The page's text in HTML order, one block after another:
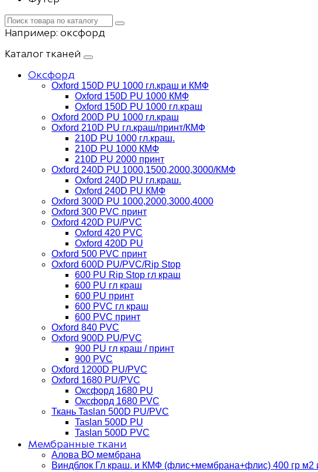
Например: оксфорд
Каталог тканей
Оксфорд
Oxford 150D PU 1000 гл.краш и КМФ
Oxford 150D PU 1000 КМФ
Oxford 150D PU 1000 гл.краш
Oxford 200D PU 1000 гл.краш
Oxford 210D PU гл.краш/принт/КМФ
210D PU 1000 гл.краш.
210D PU 1000 КМФ
210D PU 2000 принт
Oxford 240D PU 1000,1500,2000,3000/КМФ
Oxford 240D PU гл.краш.
Oxford 240D PU КМФ
Oxford 300D PU 1000,2000,3000,4000
Oxford 300 PVC принт
Oxford 420D PU/PVC
Oxford 420 PVC
Oxford 420D PU
Oxford 500 PVC принт
Oxford 600D PU/PVC/Rip Stop
600 PU Rip Stop гл краш
600 PU гл краш
600 PU принт
600 PVC гл краш
600 PVC принт
Oxford 840 PVC
Oxford 900D PU/PVC
900 PU гл краш / принт
900 PVC
Oxford 1200D PU/PVC
Oxford 1680 PU/PVC
Оксфорд 1680 PU
Оксфорд 1680 PVC
Ткань Taslan 500D PU/PVC
Taslan 500D PU
Taslan 500D PVC
Мембранные ткани
Алова ВО мембрана
Виндблок Гл краш. и КМФ (флис+мембрана+флис) 400 гр м2